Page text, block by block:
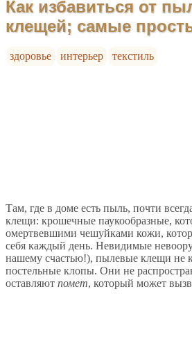
Как избавиться от
клещей; самые
здоровье интерьер текстиль
Там, где в доме есть пыль, почти
клещи: крошечные паукообразные,
омертвевшими чешуйками кожи,
себя каждый день. Невидимые
нашему счастью!), пылевые клещи не
постельные клопы. Они не
оставляют помет, который может